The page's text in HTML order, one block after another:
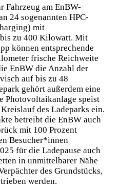
am EnBW-
24 sogenannten HPC-
mit
zu 400 Kilowatt. Mit
können entsprechende
frische Reichweite
EnBW die Anzahl der
auf bis zu 48
gehört außerdem eine
Photovoltaikanlage speist
des Ladeparks ein.
betreibt die EnBW auch
mit 100 Prozent
Besucher*innen
für die Ladepause auch
in unmittelbarer Nähe
des Grundstücks,
werden.